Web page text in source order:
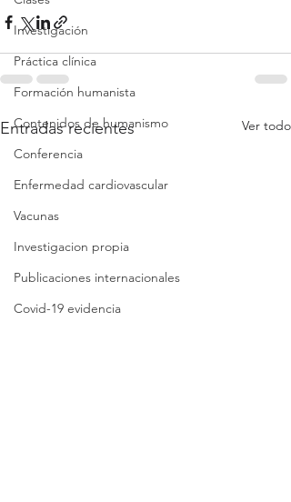
Investigación
Práctica clínica
Formación humanista
Contenidos de humanismo
Conferencia
Enfermedad cardiovascular
Vacunas
Investigacion propia
Publicaciones internacionales
Covid-19 evidencia
Entradas recientes Ver todo